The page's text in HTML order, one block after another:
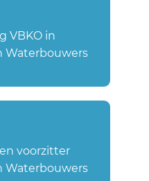
VBKO in
Waterbouwers
voorzitter
Waterbouwers